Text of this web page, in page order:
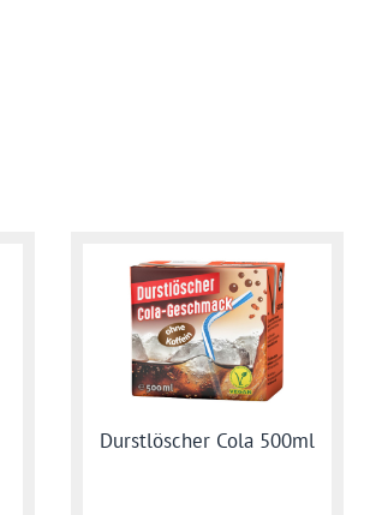
Durstlöscher Cola 500ml